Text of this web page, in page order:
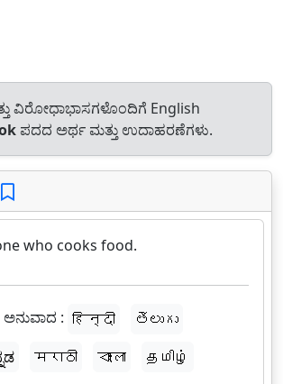
ವಿರೋಧಾಭಾಸಗಳೊಂದಿಗೆ English
ಪದದ ಅರ್ಥ ಮತ್ತು ಉದಾಹರಣೆಗಳು.
who cooks food.
: हिन्दी
తెలుగు
मराठी বাংলা
தமிழ்